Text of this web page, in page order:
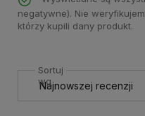
negatywne). Nie
którzy kupili dany produkt.
Sortuj
wg